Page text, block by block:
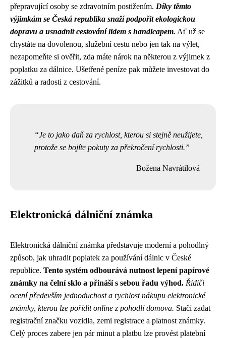
přepravující osoby se zdravotním postižením. Díky těmto
výjimkám se Česká republika snaží podpořit ekologickou
dopravu a usnadnit cestování lidem s handicapem. Ať už se
chystáte na dovolenou, služební cestu nebo jen tak na výlet,
nezapomeňte si ověřit, zda máte nárok na některou z výjimek z
poplatku za dálnice. Ušetřené peníze pak můžete investovat do
zážitků a radosti z cestování.
Je to jako daň za rychlost, kterou si stejně neužijete,
protože se bojíte pokuty za překročení rychlosti.
Božena Navrátilová
Elektronická dálniční známka
Elektronická dálniční známka představuje moderní a pohodlný
způsob, jak uhradit poplatek za používání dálnic v České
republice. Tento systém odbourává nutnost lepení papírové
známky na čelní sklo a přináší s sebou řadu výhod. Řidiči
ocení především jednoduchost a rychlost nákupu elektronické
známky, kterou lze pořídit online z pohodlí domova. Stačí zadat
registrační značku vozidla, zemi registrace a platnost známky.
Celý proces zabere jen pár minut a platbu lze provést platební